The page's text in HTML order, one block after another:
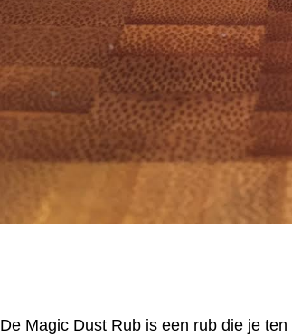
De Magic Dust Rub is een rub die je